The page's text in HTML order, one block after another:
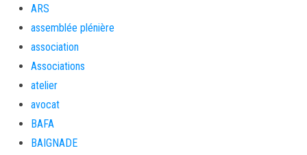
ARS
assemblée plénière
association
Associations
atelier
avocat
BAFA
BAIGNADE